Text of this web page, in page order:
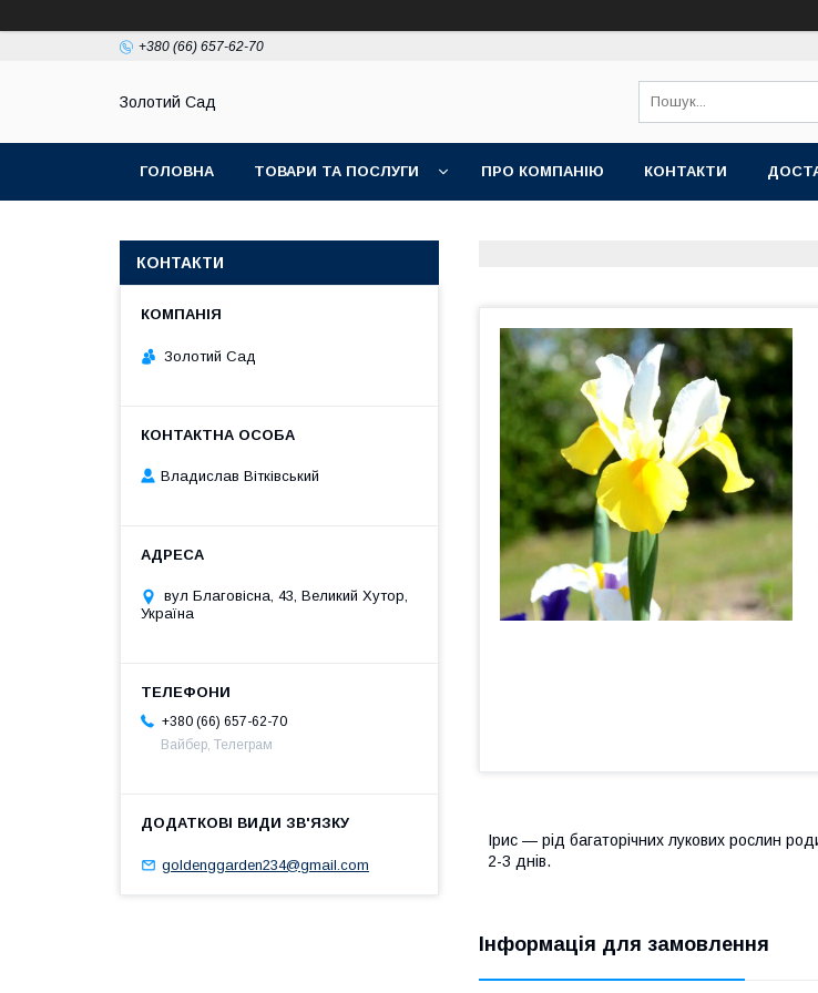
+380 (66) 657-62-70
Золотий Сад
ГОЛОВНА ТОВАРИ ТА ПОСЛУГИ ПРО КОМПАНІЮ КОНТАКТИ
Ірис — рід багаторічних лукових рослин
2-3 днів.
Інформація для замовлення
КОНТАКТИ
Золотий Сад
Владислав Вітківський
вул Благовісна, 43, Великий Хутор,
Україна
+380 (66) 657-62-70
Вайбер, Телеграм
goldenggarden234@gmail.com